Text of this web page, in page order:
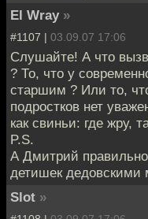
El Wray »
#1107 | 03.09.07 17:06
Слушайте! А что
? То, что у
старшим ? Или то,
подростков нет
как свиньи: где жру,
P.S.
А Дмитрий
детишек дедовскими
Slot »